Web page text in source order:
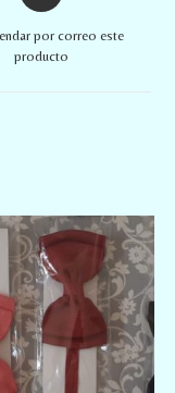
por correo este
producto